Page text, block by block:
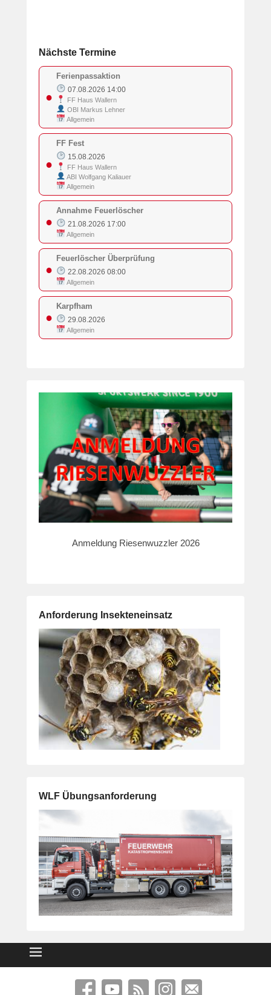
Nächste Termine
●
Ferienpassaktion
07.08.2026 14:00
FF Haus Wallern
OBI Markus Lehner
Allgemein
●
FF Fest
15.08.2026
FF Haus Wallern
ABI Wolfgang Kaliauer
Allgemein
●
Annahme Feuerlöscher
21.08.2026 17:00
Allgemein
●
Feuerlöscher Überprüfung
22.08.2026 08:00
Allgemein
●
Karpfham
29.08.2026
Allgemein
Anmeldung Riesenwuzzler 2026
Anforderung Insekteneinsatz
WLF Übungsanforderung